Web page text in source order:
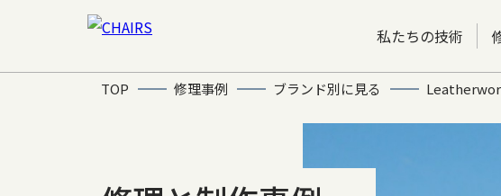
私たちの技術
TOP 修理事例 ブランド別に見る